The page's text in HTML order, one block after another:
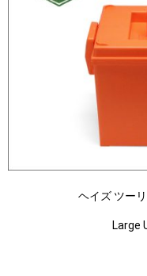
ヘイズ ツー
Large